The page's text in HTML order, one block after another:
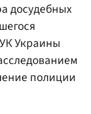
досудебных
Украины
полиции